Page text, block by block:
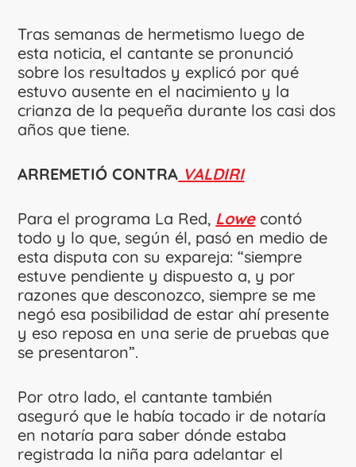
Tras semanas de hermetismo luego de
esta noticia, el cantante se pronunció
sobre los resultados y explicó por qué
estuvo ausente en el nacimiento y la
crianza de la pequeña durante los casi dos
años que tiene.
ARREMETIÓ CONTRA VALDIRI
Para el programa La Red, Lowecontó
todo y lo que, según él, pasó en medio de
esta disputa con su expareja: “siempre
estuve pendiente y dispuesto a, y por
razones que desconozco, siempre se me
negó esa posibilidad de estar ahí presente
y eso reposa en una serie de pruebas que
se presentaron”.
Por otro lado, el cantante también
aseguró que le había tocado ir de notaría
en notaría para saber dónde estaba
registrada la niña para adelantar el